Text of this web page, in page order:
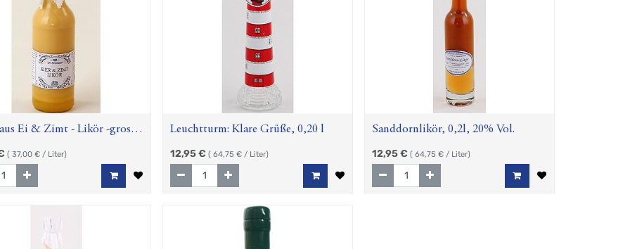
Ei & Zimt - Likör -gross-,
( 37,00€ / Liter)
Leuchtturm: Klare Grüße, 0,20 l
12,95€ (64,75 € / Liter)
Sanddornlikör, 0,2l, 20% Vol.
12,95€ (64,75 € / Liter)